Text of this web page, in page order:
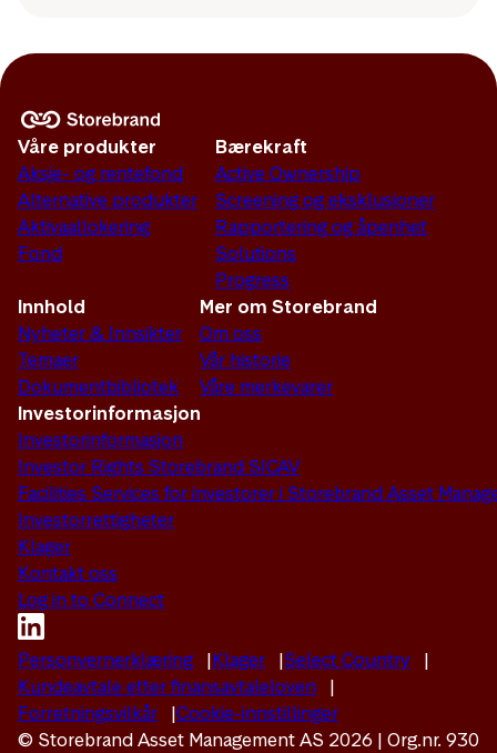
Våre produkter
Aksje- og rentefond
Alternative produkter
Aktivaallokering
Fond
Bærekraft
Active Ownership
Screening og eksklusjoner
Rapportering og åpenhet
Solutions
Progress
Innhold
Nyheter & Innsikter
Temaer
Dokumentbibliotek
Mer om Storebrand
Om oss
Vår historie
Våre merkevarer
Investorinformasjon
Investorinformasjon
Investor Rights Storebrand SICAV
Facilities Services for investorer i Storebrand Asset
Investorrettigheter
Klager
Kontakt oss
Log in to Connect
Personvernerklæring Klager
Select Country
Kundeavtale etter finansavtaleloven
Forretningsvilkår
Cookie-innstillinger
© Storebrand Asset Management AS 2026 | Org.nr. 930